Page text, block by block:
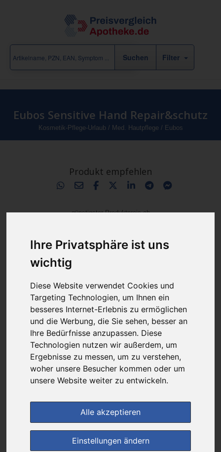
Ihre Privatsphäre ist uns
wichtig
Diese Website verwendet Cookies und
Targeting Technologien, um Ihnen ein
besseres Internet-Erlebnis zu ermöglichen
und die Werbung, die Sie sehen, besser an
Ihre Bedürfnisse anzupassen. Diese
Technologien nutzen wir außerdem, um
Ergebnisse zu messen, um zu verstehen,
woher unsere Besucher kommen oder um
unsere Website weiter zu entwickeln.
Alle akzeptieren
Einstellungen ändern
Filter
Eubos Sensitive Hand Repair&schutz
Kosmetik-Pflege-Urlaub/ Med. Hautpflege / Eubos
Produkt empfehlen
günstigster Produktpreis ab
5,99 €
Luitpold Apotheke-medikamente-per-
klick.de
+ 3,50 € Versandkosten
& inkl. MwSt.
Ersparnis: 6,01 € 4
Preis pro 1 ML / 0,08 €
Daten vom 06.08.2026 10:10 Uhr
im Shop bestellen